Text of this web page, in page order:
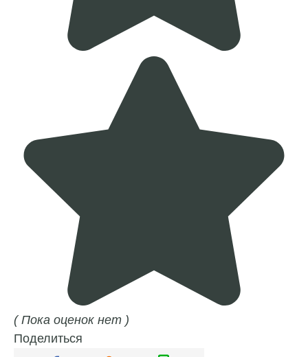
( Пока оценок нет )
Поделиться